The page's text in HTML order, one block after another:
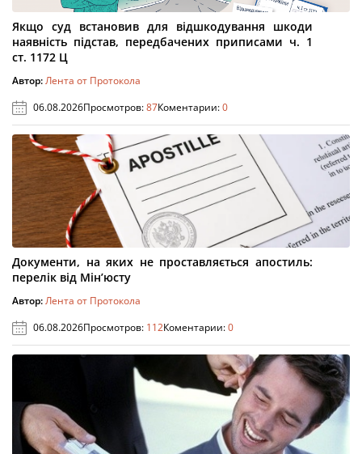
Якщо суд встановив для відшкодування шкоди
наявність підстав, передбачених приписами ч. 1
ст. 1172 Ц
Автор:Лента от Протокола
06.08.2026Просмотров:87Коментарии:0
Документи, на яких не проставляється апостиль:
перелік від Мін’юсту
Автор:Лента от Протокола
06.08.2026Просмотров: 112Коментарии:0